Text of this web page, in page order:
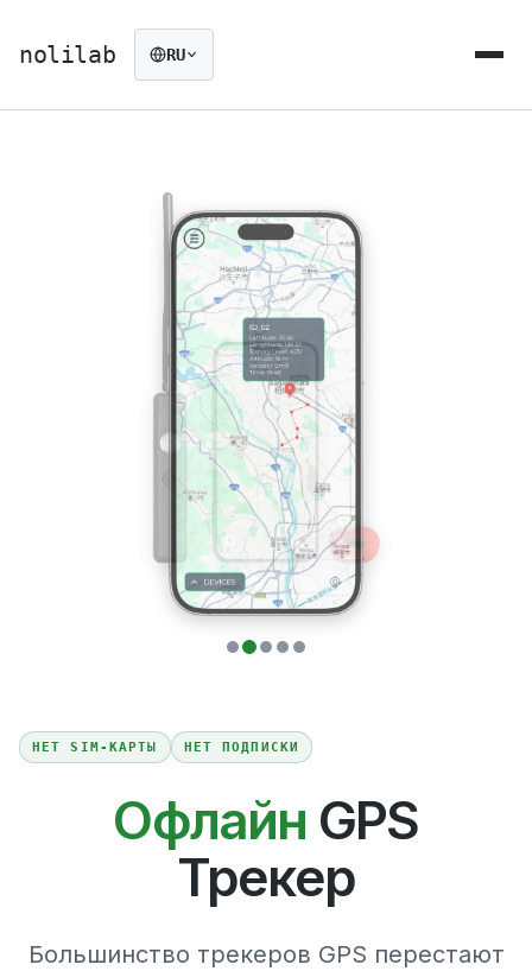
nolilab RU
НЕТ SIM-КАРТЫ НЕТ ПОДПИСКИ
Офлайн GPS
Трекер
Большинство трекеров GPS перестают